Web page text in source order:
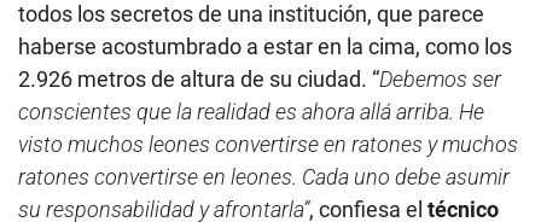
todos los secretos de una institución, que parece
haberse acostumbrado a estar en la cima, como los
2.926 metros de altura de su ciudad. “Debemos ser
conscientes que la realidad es ahora allá arriba. He
visto muchos leones convertirse en ratones y muchos
ratones convertirse en leones. Cada uno debe asumir
su responsabilidad y afrontarla”, confiesa el técnico